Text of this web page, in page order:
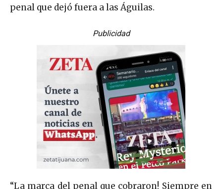
penal que dejó fuera a las Águilas.
Publicidad
“La marca del penal que cobraron! Siempre en